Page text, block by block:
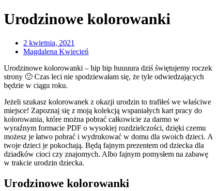
Urodzinowe kolorowanki
2 kwietnia, 2021
Magdalena Kwiecień
Urodzinowe kolorowanki – hip hip huuuura dziś świętujemy roczek
strony 🙂 Czas leci nie spodziewałam się, że tyle odwiedzających
będzie w ciągu roku.
Jeżeli szukasz kolorowanek z okazji urodzin to trafiłeś we właściwe
miejsce! Zapoznaj się z moją kolekcją wspaniałych kart pracy do
kolorowania, które można pobrać całkowicie za darmo w
wyraźnym formacie PDF o wysokiej rozdzielczości, dzięki czemu
możesz je łatwo pobrać i wydrukować w domu dla swoich dzieci. A
twoje dzieci je pokochają. Będą fajnym prezentem od dziecka dla
dziadków cioci czy znajomych. Albo fajnym pomysłem na zabawę
w trakcie urodzin dziecka.
Urodzinowe kolorowanki